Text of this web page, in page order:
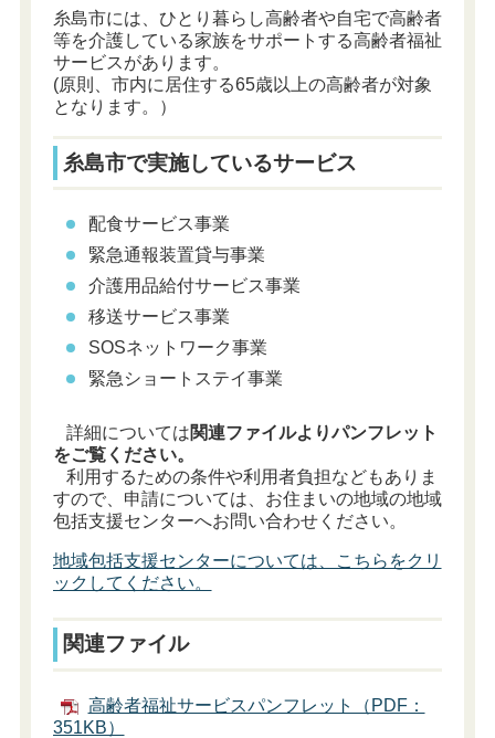
糸島市には、ひとり暮らし高齢者や自宅で高齢者
等を介護している家族をサポートする高齢者福祉
サービスがあります。
(原則、市内に居住する65歳以上の高齢者が対象
となります。）
糸島市で実施しているサービス
配食サービス事業
緊急通報装置貸与事業
介護用品給付サービス事業
移送サービス事業
SOSネットワーク事業
緊急ショートステイ事業
詳細については関連ファイルよりパンフレット
をご覧ください。
利用するための条件や利用者負担などもありま
すので、申請については、お住まいの地域の地域
包括支援センターへお問い合わせください。
地域包括支援センターについては、こちらをクリ
ックしてください。
関連ファイル
高齢者福祉サービスパンフレット（PDF：
351KB）